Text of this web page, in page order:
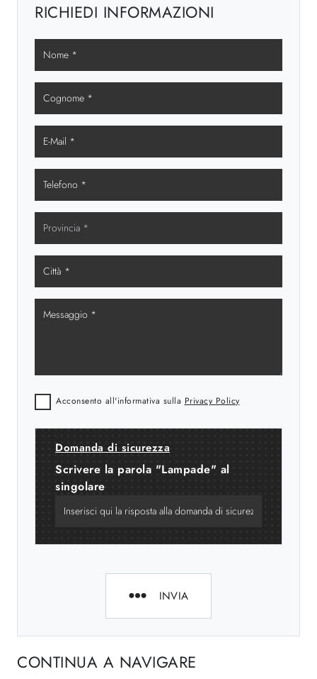
RICHIEDI INFORMAZIONI
Acconsento all'informativa sulla Privacy Policy
Domanda di sicurezza
Scrivere la parola "Lampade" al
singolare
INVIA
CONTINUA A NAVIGARE